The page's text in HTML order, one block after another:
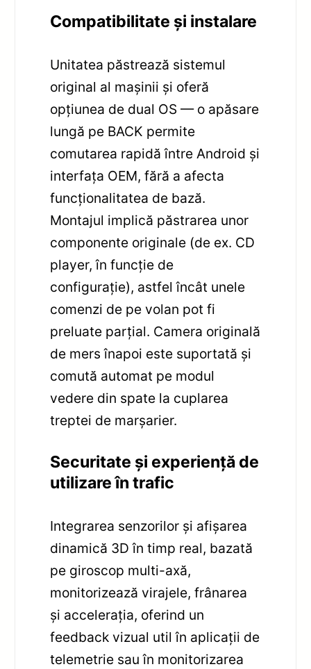
Compatibilitate și instalare
Unitatea păstrează sistemul
original al mașinii și oferă
opțiunea de dual OS — o apăsare
lungă pe BACK permite
comutarea rapidă între Android și
interfața OEM, fără a afecta
funcționalitatea de bază.
Montajul implică păstrarea unor
componente originale (de ex. CD
player, în funcție de
configurație), astfel încât unele
comenzi de pe volan pot fi
preluate parțial. Camera originală
de mers înapoi este suportată și
comută automat pe modul
vedere din spate la cuplarea
treptei de marșarier.
Securitate și experiență de
utilizare în trafic
Integrarea senzorilor și afișarea
dinamică 3D în timp real, bazată
pe giroscop multi-axă,
monitorizează virajele, frânarea
și accelerația, oferind un
feedback vizual util în aplicații de
telemetrie sau în monitorizarea